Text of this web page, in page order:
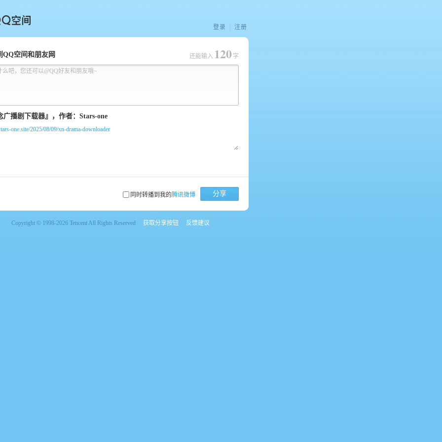
间
登录 注册
QQ空间和朋友网
么吧，您还可以@QQ好友和朋友哦~
还能输入 120 字
one.site/2025/08/09/xn-drama-downloader
同时转播到我的腾讯微博 分享
Copyright © 1998-2026 Tencent All Rights Reserved 获取分享按钮 反馈建议